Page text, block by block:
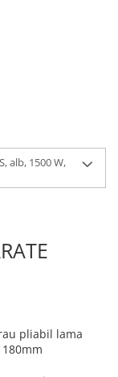
alb, 1500 W,
pliabil lama
180mm